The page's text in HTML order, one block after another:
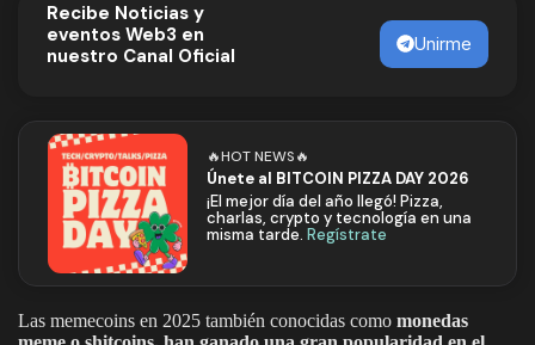
Recibe Noticias y
eventos Web3 en
nuestro Canal Oficial
Unirme
🔥HOT NEWS🔥
Únete al BITCOIN PIZZA DAY 2026
¡El mejor día del año llegó! Pizza,
charlas, crypto y tecnología en una
misma tarde.Regístrate
Las memecoins en 2025 también conocidas como monedas